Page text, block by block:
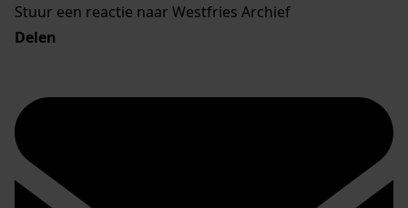
Stuur een reactie naar Westfries Archief
Delen